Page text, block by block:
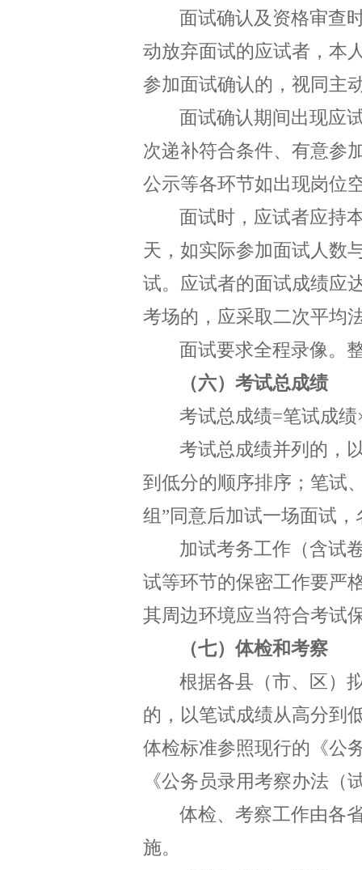
面试确认及资格审查
动放弃面试的应试者，本
参加面试确认的，视同主
面试确认期间出现应
次递补符合条件、有意参
公示等各环节如出现岗位
面试时，应试者应持
天 ， 如实际参加面试人数
试。应试者的面试成绩应
考场的，应采取二次平均
面试要求全程录像。
（六）考试总成绩
考试总成绩=笔试成绩
考试总成绩并列的，
到低分的顺序排序；笔试
组”同意后加试一场面试
加试考务工作（含试
试等环节的保密工作要严
其周边环境应当符合考试
（七）体检和考察
根据各县（市、区）
的，以笔试成绩从高分到
体检标准参照现行的《公
《公务员录用考察办法（
体检、考察工作由各
施。